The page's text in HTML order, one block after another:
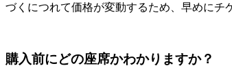
づくにつれて価格が変動するため、早めに
購入前にどの座席かわかりますか？